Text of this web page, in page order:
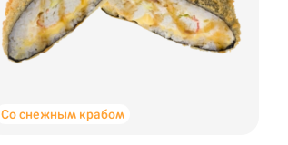
Со снежным крабом